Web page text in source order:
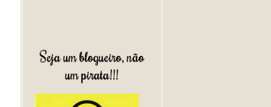
Seja um blogueiro, não
um pirata!!!